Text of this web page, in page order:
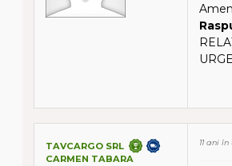
TAVCARGO SRL
CARMEN TABARA
11 ani